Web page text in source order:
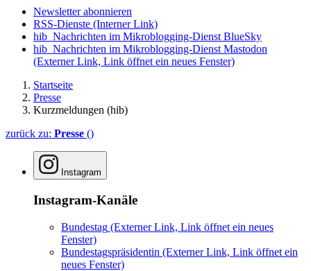
Newsletter abonnieren
RSS-Dienste (Interner Link)
hib_Nachrichten im Mikroblogging-Dienst BlueSky
hib_Nachrichten im Mikroblogging-Dienst Mastodon
(Externer Link, Link öffnet ein neues Fenster)
Startseite
Presse
Kurzmeldungen (hib)
zurück zu: Presse ()
Instagram
Instagram-Kanäle
Bundestag (Externer Link, Link öffnet ein neues
Fenster)
Bundestagspräsidentin (Externer Link, Link öffnet ein
neues Fenster)